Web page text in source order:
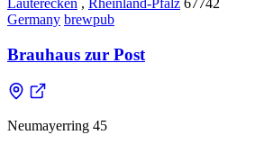
Lauterecken , Rheinland-Pfalz 67742
Germany brewpub
Brauhaus zur Post
Neumayerring 45